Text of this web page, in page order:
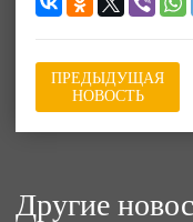
ПРЕДЫДУЩАЯ
НОВОСТЬ
Другие